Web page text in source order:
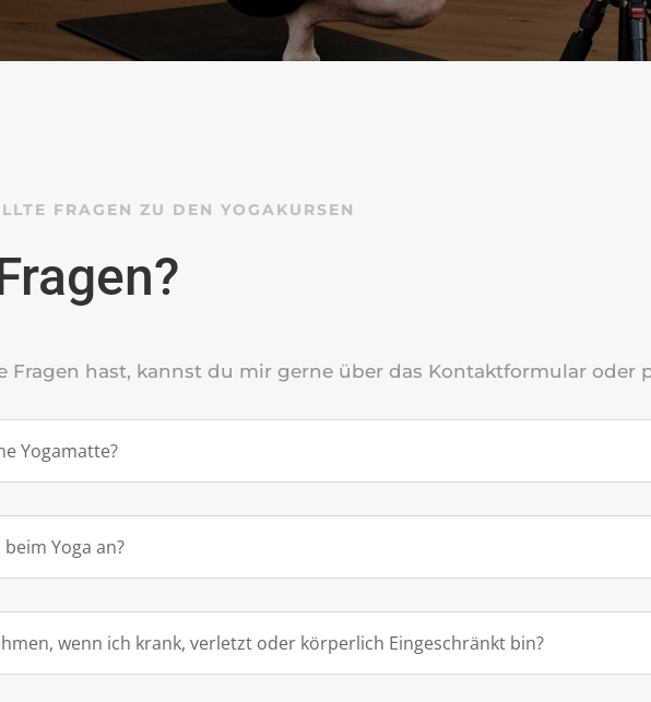
FRAGEN ZU DEN YOGAKURSEN
Fragen hast, kannst du mir gerne über das Kontaktformular oder
Yogamatte?
Yoga an?
wenn ich krank, verletzt oder körperlich Eingeschränkt bin?